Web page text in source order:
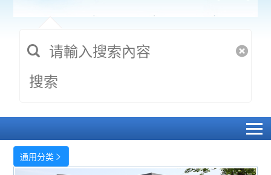
搜索
通用分类 